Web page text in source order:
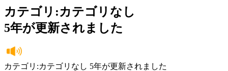
カテゴリ:カテゴリなし
5年が更新されました
カテゴリ:カテゴリなし 5年が更新されました